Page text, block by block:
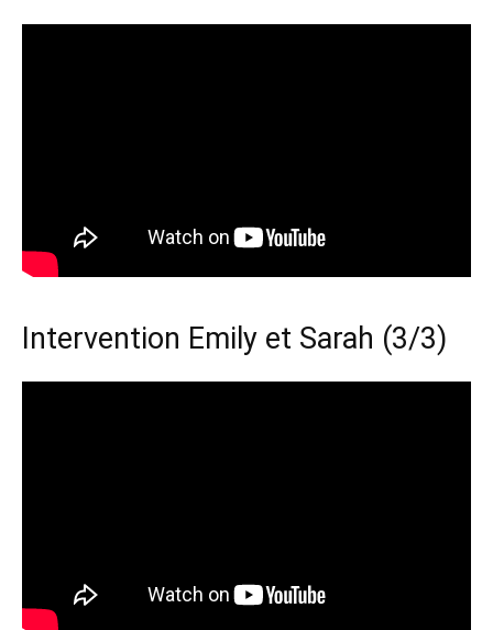
Intervention Emily et Sarah (3/3)